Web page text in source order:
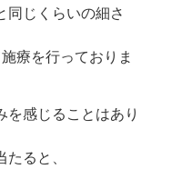
同じくらいの細さ
療を行っておりま
感じることはあり
ると、